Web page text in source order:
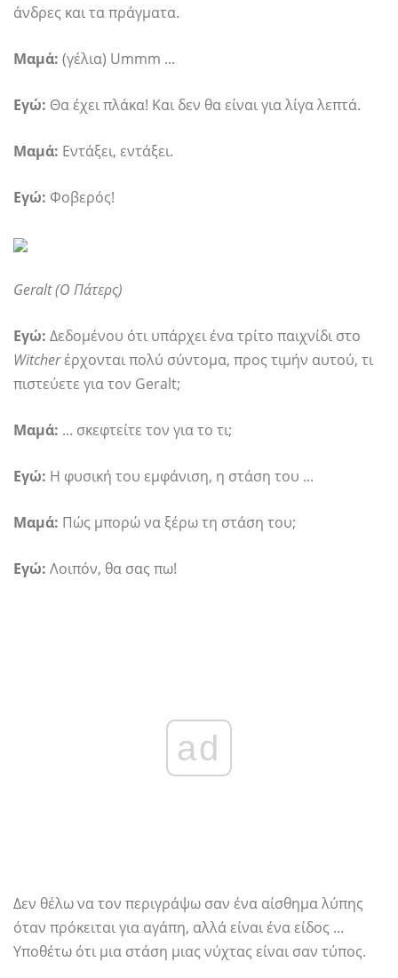
άνδρες και τα πράγματα.
Μαμά: (γέλια) Ummm ...
Εγώ: Θα έχει πλάκα! Και δεν θα είναι για λίγα λεπτά.
Μαμά: Εντάξει, εντάξει.
Εγώ: Φοβερός!
Geralt (Ο Πάτερς)
Εγώ: Δεδομένου ότι υπάρχει ένα τρίτο παιχνίδι στο
Witcherέρχονται πολύ σύντομα, προς τιμήν αυτού, τι
πιστεύετε για τον Geralt;
Μαμά: ... σκεφτείτε τον για το τι;
Εγώ: Η φυσική του εμφάνιση, η στάση του ...
Μαμά: Πώς μπορώ να ξέρω τη στάση του;
Εγώ: Λοιπόν, θα σας πω!
ad
Δεν θέλω να τον περιγράψω σαν ένα αίσθημα λύπης
όταν πρόκειται για αγάπη, αλλά είναι ένα είδος ...
Υποθέτω ότι μια στάση μιας νύχτας είναι σαν τύπος.